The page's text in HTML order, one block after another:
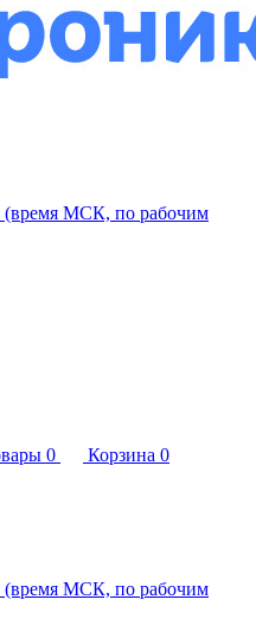
(время МСК, по рабочим
0 Корзина 0
(время МСК, по рабочим